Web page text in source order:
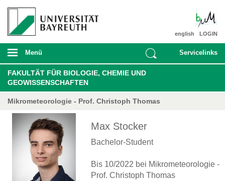
LOGIN
english
Menü Servicelinks
FAKULTÄT FÜR BIOLOGIE, CHEMIE UND
GEOWISSENSCHAFTEN
Mikrometeorologie - Prof. Christoph Thomas
Max Stocker
Bachelor-Student
Bis 10/2022 bei Mikrometeorologie -
Prof. Christoph Thomas